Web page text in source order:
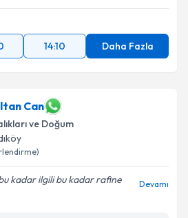
14:10 Daha Fazla
Can
ve Doğum
kadar ilgili bu kadar rafine
Devamı